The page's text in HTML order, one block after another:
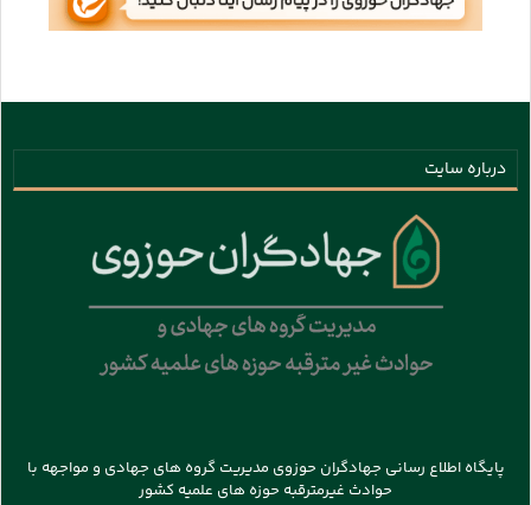
درباره سایت
پایگاه اطلاع رسانی جهادگران حوزوی مدیریت گروه های جهادی و مواجهه با
حوادث غیرمترقبه حوزه های علمیه کشور